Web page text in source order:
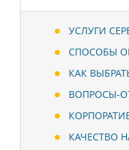
УСЛУГИ
СПОСОБЫ
КАК
ВОПРОСЫ-
КАЧЕСТВО